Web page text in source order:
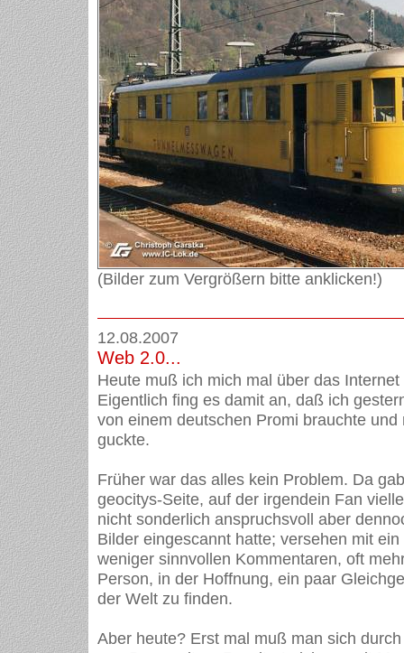
(Bilder zum Vergrößern bitte anklicken!)
12.08.2007
Web 2.0...
Heute muß ich mich mal über das
Eigentlich fing es damit an, daß ich
von einem deutschen Promi brauchte und
guckte.
Früher war das alles kein Problem. Da
geocitys-Seite, auf der irgendein Fan
nicht sonderlich anspruchsvoll aber
Bilder eingescannt hatte; versehen mit
weniger sinnvollen Kommentaren, oft
Person, in der Hoffnung, ein paar
der Welt zu finden.
Aber heute? Erst mal muß man sich